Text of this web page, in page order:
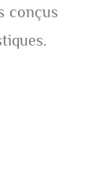
conçus